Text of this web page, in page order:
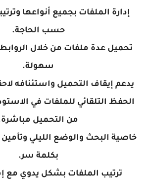
إدارة الملفات بجميع أنواعها
حسب الحاجة.
تحميل عدة ملفات من خلال
سهولة.
يدعم إيقاف التحميل واستئنافه
الحفظ التلقائي للملفات في
من التحميل
خاصية البحث والوضع الليلي وتأمين
بكلمة سر.
ترتيب الملفات بشكل يدوي مع